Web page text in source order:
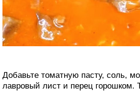
Добавьте томатную пасту, соль,
лавровый лист и перец горошком.